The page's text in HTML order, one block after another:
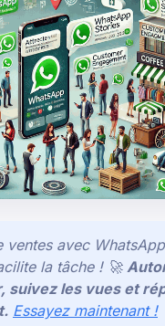
ventes avec
la tâche ! 🚀
suivez les vues et
Essayez maintenant !